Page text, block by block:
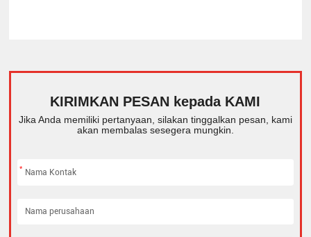
KIRIMKAN PESAN kepada KAMI
Jika Anda memiliki pertanyaan, silakan tinggalkan pesan, kami
akan membalas sesegera mungkin.
*